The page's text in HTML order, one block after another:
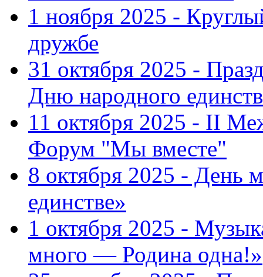
1 ноября 2025 -
дружбе
31 октября 2025 -
Дню народного
11 октября 2025 - II
Форум "Мы вместе"
8 октября 2025 - День
единстве»
1 октября 2025 -
много — Родина одна!»